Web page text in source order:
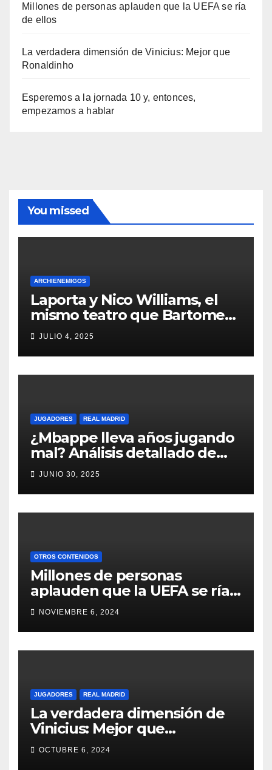
Millones de personas aplauden que la UEFA se ría
de ellos
La verdadera dimensión de Vinicius: Mejor que
Ronaldinho
Esperemos a la jornada 10 y, entonces,
empezamos a hablar
You missed
ARCHIENEMIGOS
Laporta y Nico Williams, el
mismo teatro que Bartomeu
con Neymar
JULIO 4, 2025
JUGADORES REAL MADRID
¿Mbappe lleva años jugando
mal? Análisis detallado de
sus datos
JUNIO 30, 2025
OTROS CONTENIDOS
Millones de personas
aplauden que la UEFA se ría
de ellos
NOVIEMBRE 6, 2024
JUGADORES REAL MADRID
La verdadera dimensión de
Vinicius: Mejor que
Ronaldinho
OCTUBRE 6, 2024